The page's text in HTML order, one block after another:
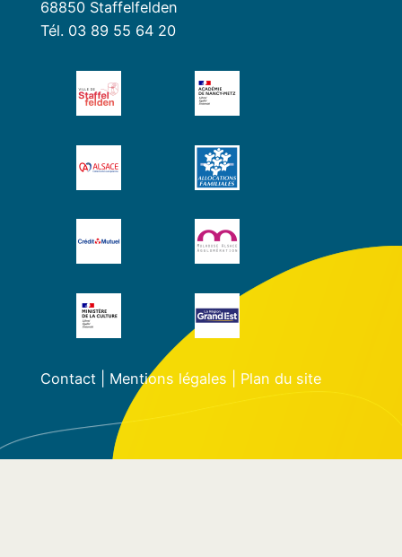
68850 Staffelfelden
Tél. 03 89 55 64 20
Contact| Mentions légales Plan du site